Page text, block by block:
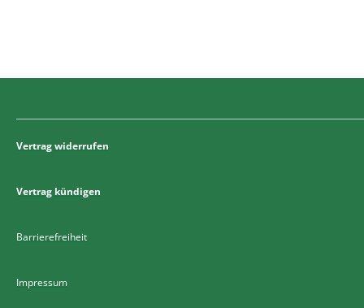
Vertrag widerrufen
Vertrag kündigen
Barrierefreiheit
Impressum